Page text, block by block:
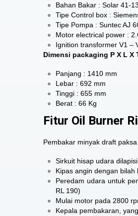
Bahan Bakar : Solar 41-
Tipe Control box :
Tipe Pompa : Suntec AJ
Motor electrical power :
Ignition transformer V1 –
Dimensi packaging P X L X
Panjang : 1410 mm
Lebar : 692 mm
Tinggi : 655 mm
Berat : 66 Kg
Fitur Oil Burner
Pembakar minyak draft
Sirkuit hisap udara
Kipas angin dengan
Peredam udara untuk
RL 190)
Mulai motor pada 2800
Kepala pembakaran,